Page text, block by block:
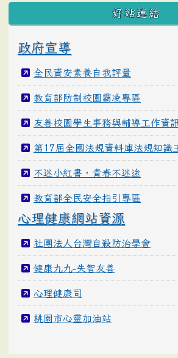
好站連結
政府宣導
全民資安素養自我評量
教育部防制校園霸凌專區
友善校園學生事務與輔導工作資
第17屆全國法規資料庫法規知識
不迷小紅書，青春不迷途
教育部全民安全指引專區
心理健康網站資源
社團法人台灣自殺防治學會
健康九九-失智友善
心理健康司
桃園市心靈加油站